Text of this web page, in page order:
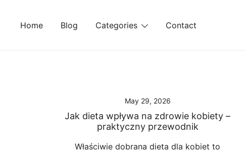
Home Blog Categories Contact
May 29, 2026
Jak dieta wpływa na zdrowie kobiety –
praktyczny przewodnik
Właściwie dobrana dieta dla kobiet to